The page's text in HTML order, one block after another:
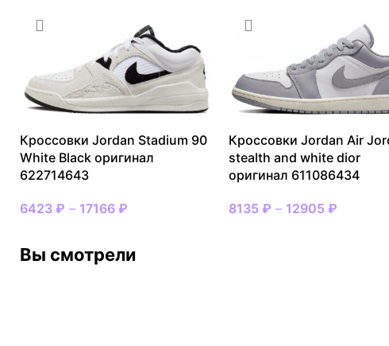
Кроссовки Jordan Stadium 90
White Black оригинал
622714643
6423 ₽ – 17166 ₽
Кроссовки Jordan Air
stealth and white dior
оригинал 611086434
8135 ₽ – 12905 ₽
Вы смотрели